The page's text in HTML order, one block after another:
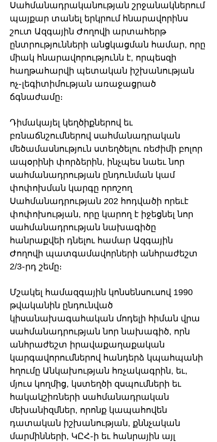
Սահմանադրականության շրջանակներում
պայքար տանել երկրում հնարավորինս
շուտ Ազգային Ժողովի արտահերթ
ընտրությունների անցկացման համար, որը
միակ հնարավորությունն է, որպեսզի
հաղթահարվի պետական իշխանության
ոչ֊լեգիտիմության առաջացրած
ճգնաժամը։
​Դիմակայել կեղծիքներով եւ
բռնաճնշումներով սահմանադրական
մեծամասնություն ստեղծելու ռեժիմի բոլոր
ապօրինի փորձերին, ինչպես նաեւ նոր
սահմանադրության ընդունման կամ
փոփոխման կարգը որոշող
Սահմանադրության 202 հոդվածի որեւէ
փոփոխության, որը կարող է իջեցնել նոր
սահմանադրության նախագիծը
հանրաքվեի դնելու համար Ազգային
Ժողովի պատգամավորների անհրաժեշտ
2/3֊րդ շեմը։
Մշակել համազգային կոնսենսուսով 1990
թվականին ընդունված
կիսանախագահական մոդելի հիման վրա
սահմանադրության նոր նախագիծ, որն
անհրաժեշտ իրավաքաղաքական
կարգավորումներով հանդերձ կպահպանի
հղումը Անկախության հռչակագրին, եւ,
մյուս կողմից, կստեղծի զսպումների եւ
հակակշիռների սահմանադրական
մեխանիզմներ, որոնք կապահովեն
դատական իշխանության, քննչական
մարմինների, ԿԸՀ֊ի եւ հանրային այլ